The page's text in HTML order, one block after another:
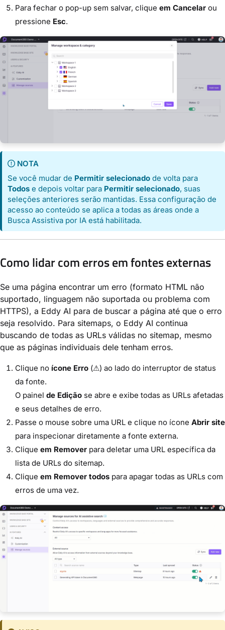
Para fechar o pop-up sem salvar, clique em Cancelar ou
pressione Esc.
NOTA
Se você mudar de Permitir selecionado de volta para
Todos e depois voltar para Permitir selecionado, suas
seleções anteriores serão mantidas. Essa configuração de
acesso ao conteúdo se aplica a todas as áreas onde a
Busca Assistiva por IA está habilitada.
Como lidar com erros em fontes externas
Se uma página encontrar um erro (formato HTML não
suportado, linguagem não suportada ou problema com
HTTPS), a Eddy AI para de buscar a página até que o erro
seja resolvido. Para sitemaps, o Eddy AI continua
buscando de todas as URLs válidas no sitemap, mesmo
que as páginas individuais dele tenham erros.
Clique no ícone Erro (⚠) ao lado do interruptor de status
da fonte.
O painel de Edição se abre e exibe todas as URLs afetadas
e seus detalhes de erro.
Passe o mouse sobre uma URL e clique no ícone Abrir site
para inspecionar diretamente a fonte externa.
Clique em Remover para deletar uma URL específica da
lista de URLs do sitemap.
Clique em Remover todos para apagar todas as URLs com
erros de uma vez.